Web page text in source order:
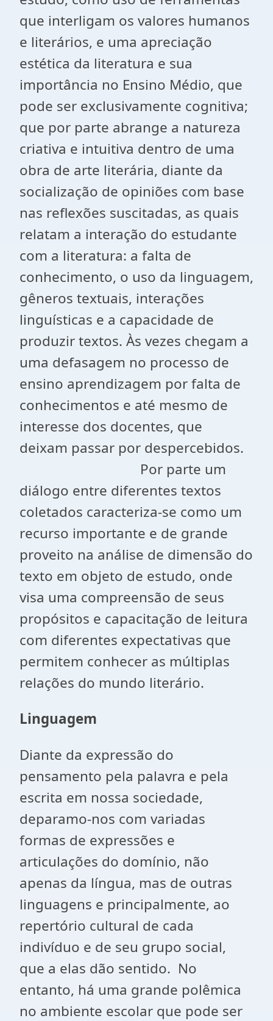
que interligam os valores humanos
e literários, e uma apreciação
estética da literatura e sua
importância no Ensino Médio, que
pode ser exclusivamente cognitiva;
que por parte abrange a natureza
criativa e intuitiva dentro de uma
obra de arte literária, diante da
socialização de opiniões com base
nas reflexões suscitadas, as quais
relatam a interação do estudante
com a literatura: a falta de
conhecimento, o uso da linguagem,
gêneros textuais, interações
linguísticas e a capacidade de
produzir textos. Às vezes chegam a
uma defasagem no processo de
ensino aprendizagem por falta de
conhecimentos e até mesmo de
interesse dos docentes, que
deixam passar por despercebidos.
Por parte um
diálogo entre diferentes textos
coletados caracteriza-se como um
recurso importante e de grande
proveito na análise de dimensão do
texto em objeto de estudo, onde
visa uma compreensão de seus
propósitos e capacitação de leitura
com diferentes expectativas que
permitem conhecer as múltiplas
relações do mundo literário.
Linguagem
Diante da expressão do
pensamento pela palavra e pela
escrita em nossa sociedade,
deparamo-nos com variadas
formas de expressões e
articulações do domínio, não
apenas da língua, mas de outras
linguagens e principalmente, ao
repertório cultural de cada
indivíduo e de seu grupo social,
que a elas dão sentido. No
entanto, há uma grande polêmica
no ambiente escolar que pode ser